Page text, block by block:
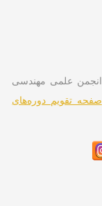
علمی مهندسی
دوره‌های